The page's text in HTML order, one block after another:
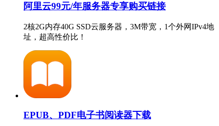
阿里云99元/年服务器专享购买链接
2核2G内存40G SSD云服务器，3M带宽，1个外网IPv4地
址，超高性价比！
EPUB、PDF电子书阅读器下载